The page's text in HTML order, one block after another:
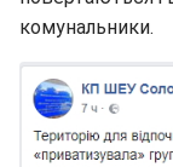
комунальники.